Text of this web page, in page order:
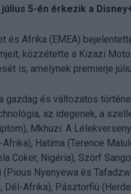
5-én érkezik a
és Afrika (EMEA)
közzétette a Kizazi
is, amelynek premierje
gazdag és változatos
az idegenek, a
Mkhuzi: A
Hatima (Terence
Coker, Nigéria), Szörf
(Pious Nyenyewa és
Afrika), Pásztorfiú